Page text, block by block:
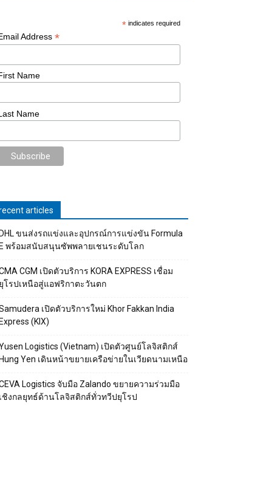
* indicates required
Address *
Name
Name
articles
ขนส่งรถแข่งและอุปกรณ์การแข่งขัน Formula
พร้อมสนับสนุนซัพพลายเชนระดับโลก
CGM เปิดตัวบริการ KORA EXPRESS เชื่อม
โรปเหนือสู่แอฟริกาตะวันตก
เปิดตัวบริการใหม่ Khor Fakkan India
(KIX)
Logistics (Vietnam) เปิดตัวศูนย์โลจิสติกส์
Yen เดินหน้าขยายเครือข่ายในเวียดนามเหนือ
Logistics จับมือ Zalando ขยายความร่วมมือ
ชิงกลยุทธ์ด้านโลจิสติกส์ทั่วทวีปยุโรป